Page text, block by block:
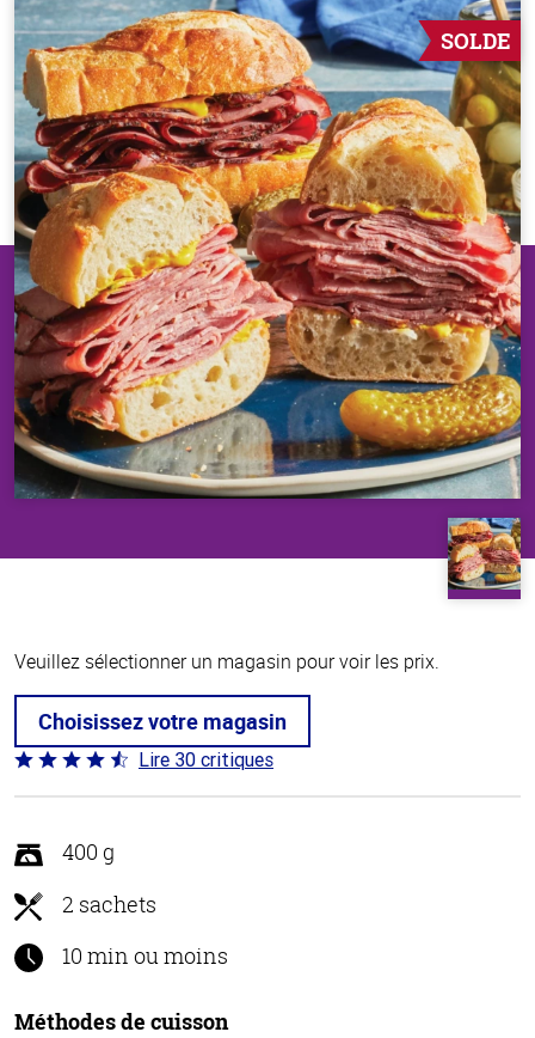
SOLDE
Veuillez sélectionner un magasin pour voir les prix.
Choisissez votre magasin
Coté
4.4 sur
Lire 30 critiques
400 g
2 sachets
10 min ou moins
Méthodes de cuisson